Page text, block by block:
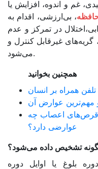
غم و اندوه، افزایش یا
، بی‌ارزشی، اقدام به
در تمرکز و عدم
غیرقابل کنترل و
می‌شود.
همچنین بخوانید
تلفن همراه بر انسان
عوارض آن
قرص‌های اعصاب چه
عوارضی دارد؟
تشخیص داده می‌شود؟
بلوغ یا اوایل دوره